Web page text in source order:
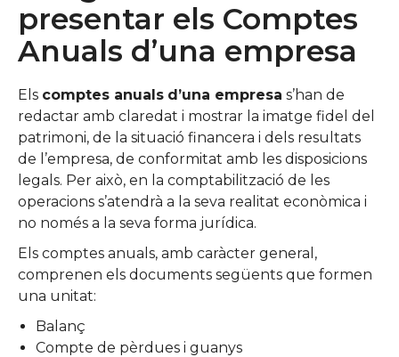
presentar els Comptes
Anuals d’una empresa
Els comptes anuals d’una empresa s’han de
redactar amb claredat i mostrar la imatge fidel del
patrimoni, de la situació financera i dels resultats
de l’empresa, de conformitat amb les disposicions
legals. Per això, en la comptabilització de les
operacions s’atendrà a la seva realitat econòmica i
no només a la seva forma jurídica.
Els comptes anuals, amb caràcter general,
comprenen els documents següents que formen
una unitat:
Balanç
Compte de pèrdues i guanys